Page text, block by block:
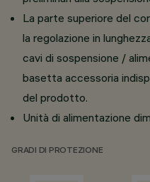
La parte superiore del
la regolazione in
cavi di sospensione /
basetta accessoria
del prodotto.
Unità di alimentazione
GRADI DI PROTEZIONE